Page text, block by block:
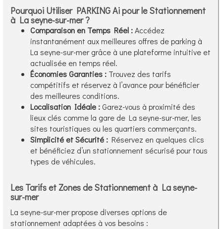
Pourquoi Utiliser PARKING Ai pour le Stationnement
à La seyne-sur-mer ?
Comparaison en Temps Réel :Accédez
instantanément aux meilleures offres de parking à
La seyne-sur-mer grâce à une plateforme intuitive et
actualisée en temps réel.
Économies Garanties : Trouvez des tarifs
compétitifs et réservez à l’avance pour bénéficier
des meilleures conditions.
Localisation Idéale :Garez-vous à proximité des
lieux clés comme la gare de La seyne-sur-mer, les
sites touristiques ou les quartiers commerçants.
Simplicité et Sécurité : Réservez en quelques clics
et bénéficiez d’un stationnement sécurisé pour tous
types de véhicules.
Les Tarifs et Zones de Stationnement à La seyne-
sur-mer
La seyne-sur-mer propose diverses options de
stationnement adaptées à vos besoins :